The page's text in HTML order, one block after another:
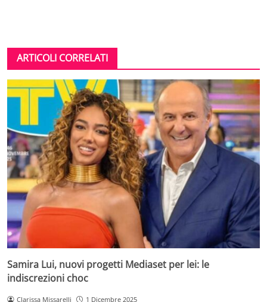
ARTICOLI CORRELATI
Samira Lui, nuovi progetti Mediaset per lei: le
indiscrezioni choc
Clarissa Missarelli 1 Dicembre 2025